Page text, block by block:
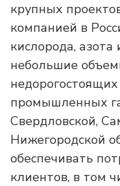
крупных
компанией в
кислорода, азота
небольшие
промышленных
Свердловской,
Нижегородской
обеспечивать
клиентов, в том